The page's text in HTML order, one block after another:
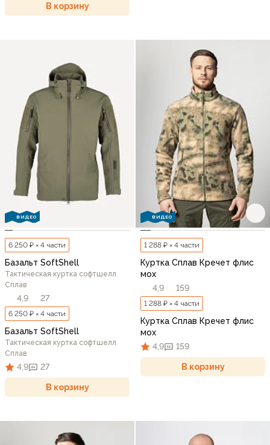
В корзину
ВИДЕО
6 250 ₽ × 4 части
Базальт SoftShell
Тактическая куртка софтшелл
Сплав
4,9 27
6 250 ₽ × 4 части
Базальт SoftShell
Тактическая куртка софтшелл
Сплав
4,9 27
В корзину
ВИДЕО
1 288 ₽ × 4 части
Куртка Сплав Кречет флис
мох
4,9
159
1 288 ₽ × 4 части
Куртка Сплав Кречет флис
мох
4,9
159
В корзину